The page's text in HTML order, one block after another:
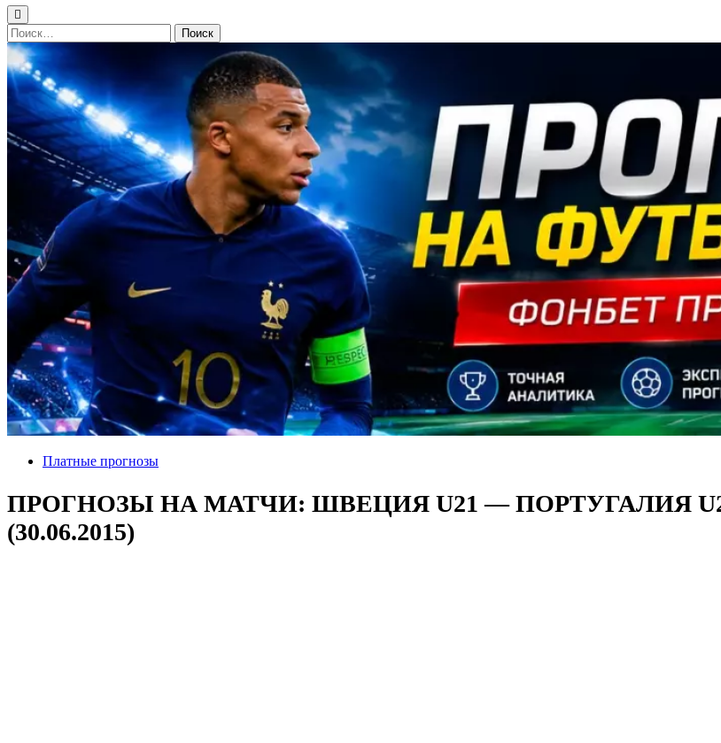
Найти:
Платные прогнозы
ПРОГНОЗЫ НА МАТЧИ: ШВЕЦИЯ U21 — ПОРТУГАЛИЯ
(30.06.2015)